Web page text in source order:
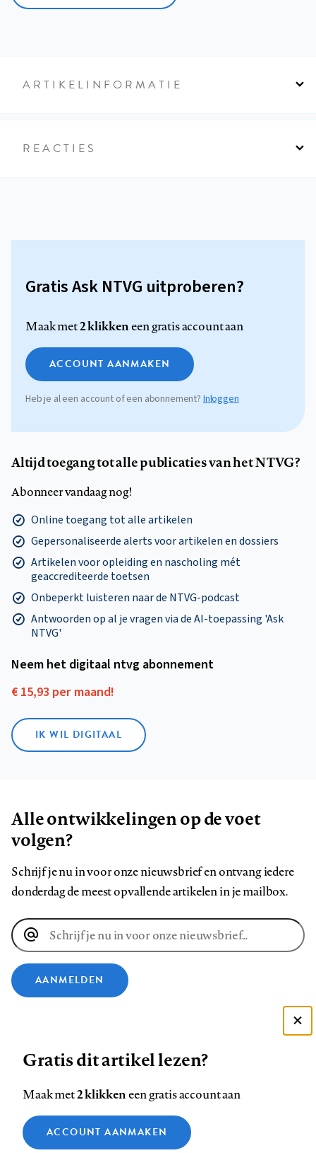
ARTIKELINFORMATIE
REACTIES
Gratis Ask NTVG uitproberen?
Maak met2 klikkeneen gratis account aan
ACCOUNT AANMAKEN
Heb je al een account of een abonnement?Inloggen
Altijd toegang tot alle publicaties van het NTVG?
Abonneer vandaag nog!
Online toegang tot alle artikelen
Gepersonaliseerde alerts voor artikelen en dossiers
Artikelen voor opleiding en nascholing mét
geaccrediteerde toetsen
Onbeperkt luisteren naar de NTVG-podcast
Antwoorden op al je vragen via de AI-toepassing 'Ask
NTVG'
Neem het digitaal ntvg abonnement
€ 15,93 per maand!
IK WIL DIGITAAL
Alle ontwikkelingen op de voet
volgen?
Schrijf je nu in voor onze nieuwsbrief en ontvang iedere
donderdag de meest opvallende artikelen in je mailbox.
E-
mailadres
AANMELDEN
ons
op
Facebook
ons
op
LinkedIn
ons
op
Bluesky
ons
op
Instagram
ons
op
YouTube
ons
Footer
Contact Colofon Disclaimer Privacy
Medische vragen verdienen
Gratis dit artikel lezen?
Maak met2 klikkeneen gratis account aan
ACCOUNT AANMAKEN
Zie onze cookie policy
Analytische cookies